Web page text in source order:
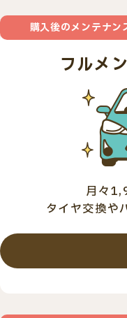
購入後のメンテナン
フルメ
月々
タイヤ交換や